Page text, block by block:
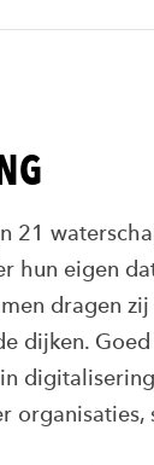
21
hun eigen
dragen
dijken.
organisaties,